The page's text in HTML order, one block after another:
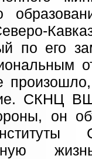
по его
СКНЦ
он